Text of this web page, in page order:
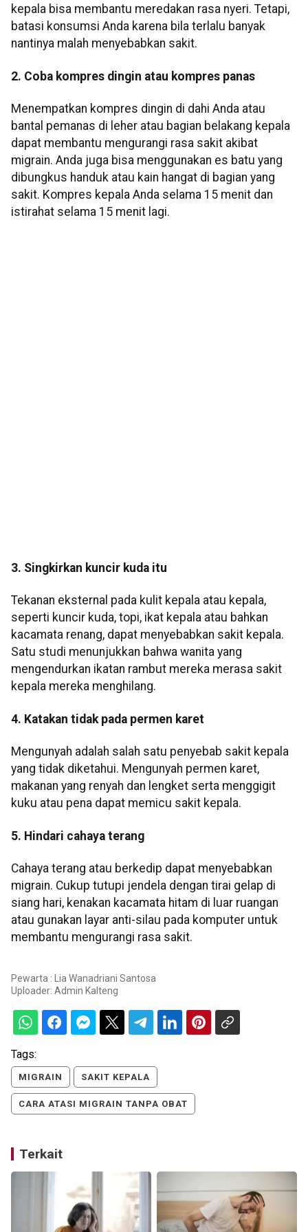
kepala bisa membantu meredakan rasa nyeri. Tetapi,
batasi konsumsi Anda karena bila terlalu banyak
nantinya malah menyebabkan sakit.
2. Coba kompres dingin atau kompres panas
Menempatkan kompres dingin di dahi Anda atau
bantal pemanas di leher atau bagian belakang kepala
dapat membantu mengurangi rasa sakit akibat
migrain. Anda juga bisa menggunakan es batu yang
dibungkus handuk atau kain hangat di bagian yang
sakit. Kompres kepala Anda selama 15 menit dan
istirahat selama 15 menit lagi.
3. Singkirkan kuncir kuda itu
Tekanan eksternal pada kulit kepala atau kepala,
seperti kuncir kuda, topi, ikat kepala atau bahkan
kacamata renang, dapat menyebabkan sakit kepala.
Satu studi menunjukkan bahwa wanita yang
mengendurkan ikatan rambut mereka merasa sakit
kepala mereka menghilang.
4. Katakan tidak pada permen karet
Mengunyah adalah salah satu penyebab sakit kepala
yang tidak diketahui. Mengunyah permen karet,
makanan yang renyah dan lengket serta menggigit
kuku atau pena dapat memicu sakit kepala.
5. Hindari cahaya terang
Cahaya terang atau berkedip dapat menyebabkan
migrain. Cukup tutupi jendela dengan tirai gelap di
siang hari, kenakan kacamata hitam di luar ruangan
atau gunakan layar anti-silau pada komputer untuk
membantu mengurangi rasa sakit.
Pewarta : Lia Wanadriani Santosa
Uploader: Admin Kalteng
Tags:
MIGRAIN SAKIT KEPALA
CARA ATASI MIGRAIN TANPA OBAT
Terkait